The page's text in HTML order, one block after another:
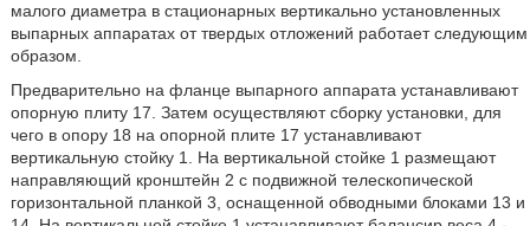
малого диаметра в стационарных вертикально установленных
выпарных аппаратах от твердых отложений работает следующим
образом.
Предварительно на фланце выпарного аппарата устанавливают
опорную плиту 17. Затем осуществляют сборку установки, для
чего в опору 18 на опорной плите 17 устанавливают
вертикальную стойку 1. На вертикальной стойке 1 размещают
направляющий кронштейн 2 с подвижной телескопической
горизонтальной планкой 3, оснащенной обводными блоками 13 и